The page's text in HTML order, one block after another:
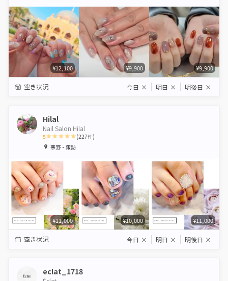
¥12,100 ¥9,900 ¥9,900
空き状況 今日 × 明日 × 明後日 ×
Hilal
Nail Salon Hilal
5
1 2 3 4 5
(227件)
茅野・諏訪
¥11,000 ¥10,000 ¥11,000
空き状況 今日 × 明日 × 明後日 ×
eclat_1718